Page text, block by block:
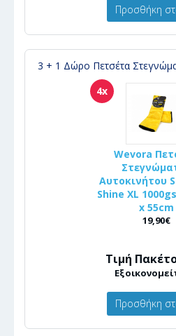
Προσθήκη
3 + 1 Δώρο Πετσέτα
4x
Wevora
Αυτοκινήτου
Shine XL
x 55cm
19,90€
Τιμή
Προσθήκη